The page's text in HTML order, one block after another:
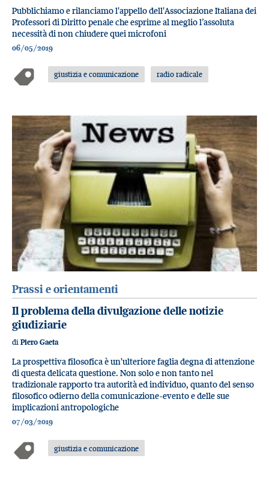
Pubblichiamo e rilanciamo l'appello dell'Associazione Italiana dei
Professori di Diritto penale che esprime al meglio l’assoluta
necessità di non chiudere quei microfoni
06/05/2019
giustizia e comunicazione radio radicale
Prassi e orientamenti
Il problema della divulgazione delle notizie
giudiziarie
di Piero Gaeta
La prospettiva filosofica è un'ulteriore faglia degna di attenzione
di questa delicata questione. Non solo e non tanto nel
tradizionale rapporto tra autorità ed individuo, quanto del senso
filosofico odierno della comunicazione-evento e delle sue
implicazioni antropologiche
07/03/2019
giustizia e comunicazione